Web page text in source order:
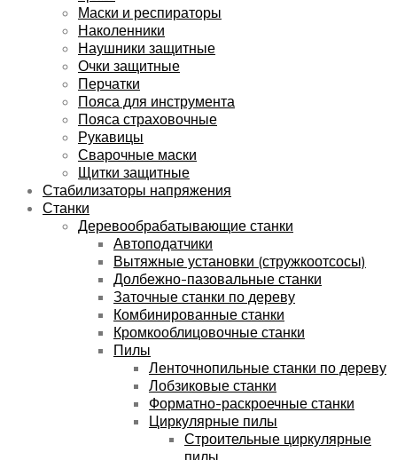
Маски и респираторы
Наколенники
Наушники защитные
Очки защитные
Перчатки
Пояса для инструмента
Пояса страховочные
Рукавицы
Сварочные маски
Щитки защитные
Стабилизаторы напряжения
Станки
Деревообрабатывающие станки
Автоподатчики
Вытяжные установки (стружкоотсосы)
Долбежно-пазовальные станки
Заточные станки по дереву
Комбинированные станки
Кромкооблицовочные станки
Пилы
Ленточнопильные станки по дереву
Лобзиковые станки
Форматно-раскроечные станки
Циркулярные пилы
Строительные циркулярные
пилы